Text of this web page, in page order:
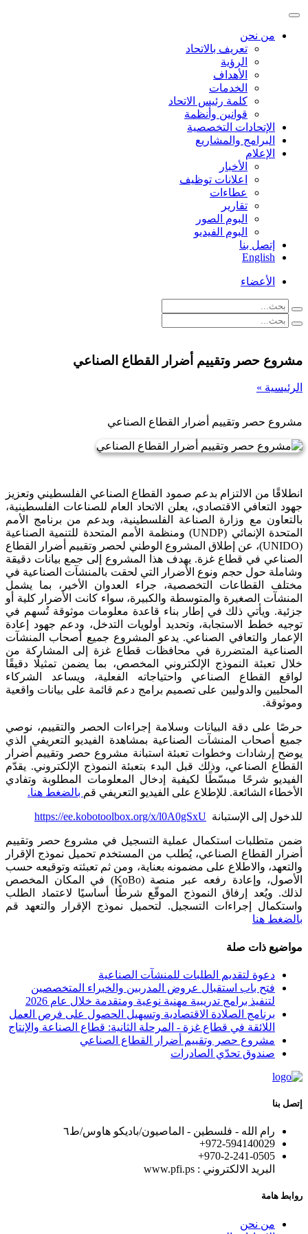
من نحن
تعريف بالاتحاد
الرؤية
الأهداف
الخدمات
كلمة رئيس الاتحاد
قوانين وأنظمة
الإتحادات التخصصية
البرامج والمشاريع
الإعلام
الأخبار
اعلانات توظيف
عطاءات
تقارير
البوم الصور
البوم الفيديو
إتصل بنا
English
الأعضاء
مشروع حصر وتقييم أضرار القطاع الصناعي
الرئيسية »
مشروع حصر وتقييم أضرار القطاع الصناعي
انطلاقًا من الالتزام بدعم صمود القطاع الصناعي الفلسطيني وتعزيز
جهود التعافي الاقتصادي، يعلن الاتحاد العام للصناعات الفلسطينية،
بالتعاون مع وزارة الصناعة الفلسطينية، وبدعم من برنامج الأمم
المتحدة الإنمائي (UNDP) ومنظمة الأمم المتحدة للتنمية الصناعية
(UNIDO)، عن إطلاق المشروع الوطني لحصر وتقييم أضرار القطاع
الصناعي في قطاع غزة. يهدف هذا المشروع إلى جمع بيانات دقيقة
وشاملة حول حجم ونوع الأضرار التي لحقت بالمنشآت الصناعية في
مختلف القطاعات التخصصية، جراء العدوان الأخير، بما يشمل
المنشآت الصغيرة والمتوسطة والكبيرة، سواء كانت الأضرار كلية أو
جزئية. ويأتي ذلك في إطار بناء قاعدة معلومات موثوقة تُسهم في
توجيه خطط الاستجابة، وتحديد أولويات التدخل، ودعم جهود إعادة
الإعمار والتعافي الصناعي. يدعو المشروع جميع أصحاب المنشآت
الصناعية المتضررة في محافظات قطاع غزة إلى المشاركة من
خلال تعبئة النموذج الإلكتروني المخصص، بما يضمن تمثيلًا دقيقًا
لواقع القطاع الصناعي واحتياجاته الفعلية، ويساعد الشركاء
المحليين والدوليين على تصميم برامج دعم قائمة على بيانات واقعية
وموثوقة.
حرصًا على دقة البيانات وسلامة إجراءات الحصر والتقييم، نوصي
جميع أصحاب المنشآت الصناعية بمشاهدة الفيديو التعريفي الذي
يوضح إرشادات وخطوات تعبئة استبانة مشروع حصر وتقييم أضرار
القطاع الصناعي، وذلك قبل البدء بتعبئة النموذج الإلكتروني. يقدّم
الفيديو شرحًا مبسّطًا لكيفية إدخال المعلومات المطلوبة وتفادي
الأخطاء الشائعة. للإطلاع على الفيديو التعريفي قم بالضغط هنا.
للدخول إلى الإستبانة https://ee.kobotoolbox.org/x/l0A0gSxU
ضمن متطلبات استكمال عملية التسجيل في مشروع حصر وتقييم
أضرار القطاع الصناعي، يُطلب من المستخدم تحميل نموذج الإقرار
والتعهد، والاطلاع على مضمونه بعناية، ومن ثم تعبئته وتوقيعه حسب
الأصول، وإعادة رفعه عبر منصة (KoBo) في المكان المخصص
لذلك. ويُعد إرفاق النموذج الموقّع شرطًا أساسيًا لاعتماد الطلب
واستكمال إجراءات التسجيل. لتحميل نموذج الإقرار والتعهد قم
بالضغط هنا
مواضيع ذات صلة
دعوة لتقديم الطلبات للمنشآت الصناعية
فتح باب استقبال عروض المدربين والخبراء المتخصصين
لتنفيذ برامج تدريبية مهنية نوعية ومتقدمة خلال عام 2026
برنامج الصلادة الاقتصادية وتسهيل الحصول على فرص العمل
اللائقة في قطاع غزة - المرحلة الثانية: قطاع الصناعة والإنتاج
مشروع حصر وتقييم أضرار القطاع الصناعي
صندوق تحدّي الصادرات
إتصل بنا
رام الله - فلسطين - الماصيون/باديكو هاوس/ط٦
972-594140029+
+970-2-241-0505
البريد الالكتروني : www.pfi.ps
روابط هامة
من نحن